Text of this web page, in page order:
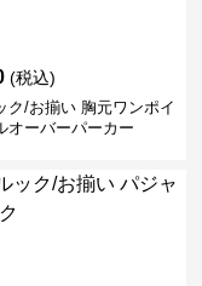
(税込)
ク/お揃い 胸元ワンポイ
オーバーパーカー